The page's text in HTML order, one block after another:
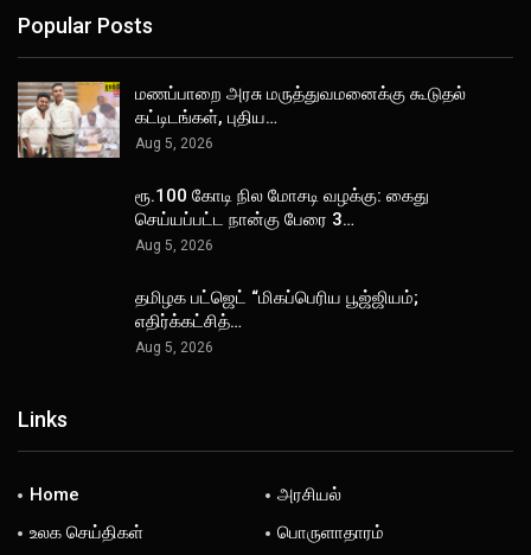
Popular Posts
மணப்பாறை அரசு மருத்துவமனைக்கு கூடுதல்
கட்டிடங்கள், புதிய…
Aug 5, 2026
ரூ.100 கோடி நில மோசடி வழக்கு: கைது
செய்யப்பட்ட நான்கு பேரை 3…
Aug 5, 2026
தமிழக பட்ஜெட் “மிகப்பெரிய பூஜ்ஜியம்;
எதிர்க்கட்சித்…
Aug 5, 2026
Links
Home
அரசியல்
உலக செய்திகள்
பொருளாதாரம்